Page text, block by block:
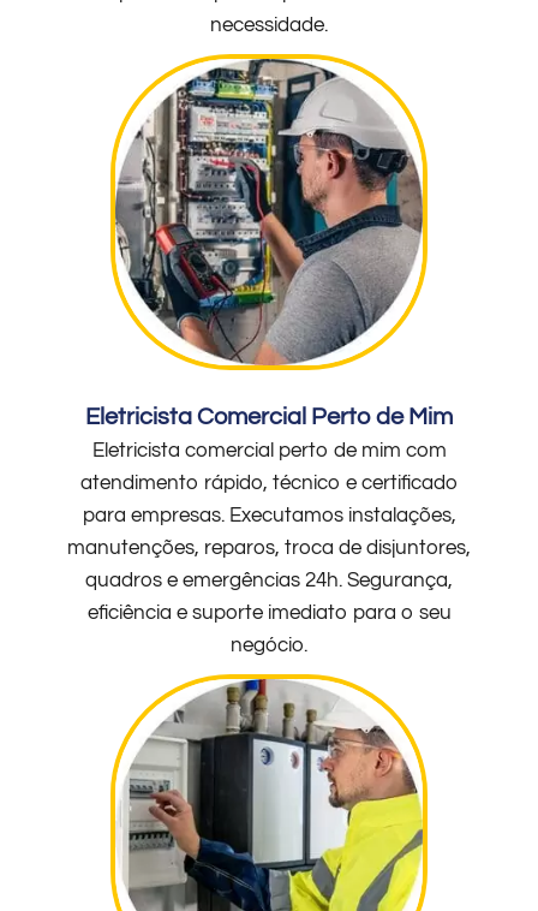
necessidade.
Eletricista Comercial Perto de Mim
Eletricista comercial perto de mim com
atendimento rápido, técnico e certificado
para empresas. Executamos instalações,
manutenções, reparos, troca de disjuntores,
quadros e emergências 24h. Segurança,
eficiência e suporte imediato para o seu
negócio.